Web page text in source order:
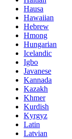
Hausa
Hawaiian
Hebrew
Hmong
Hungarian
Icelandic
Igbo
Javanese
Kannada
Kazakh
Khmer
Kurdish
Kyrgyz
Latin
Latvian